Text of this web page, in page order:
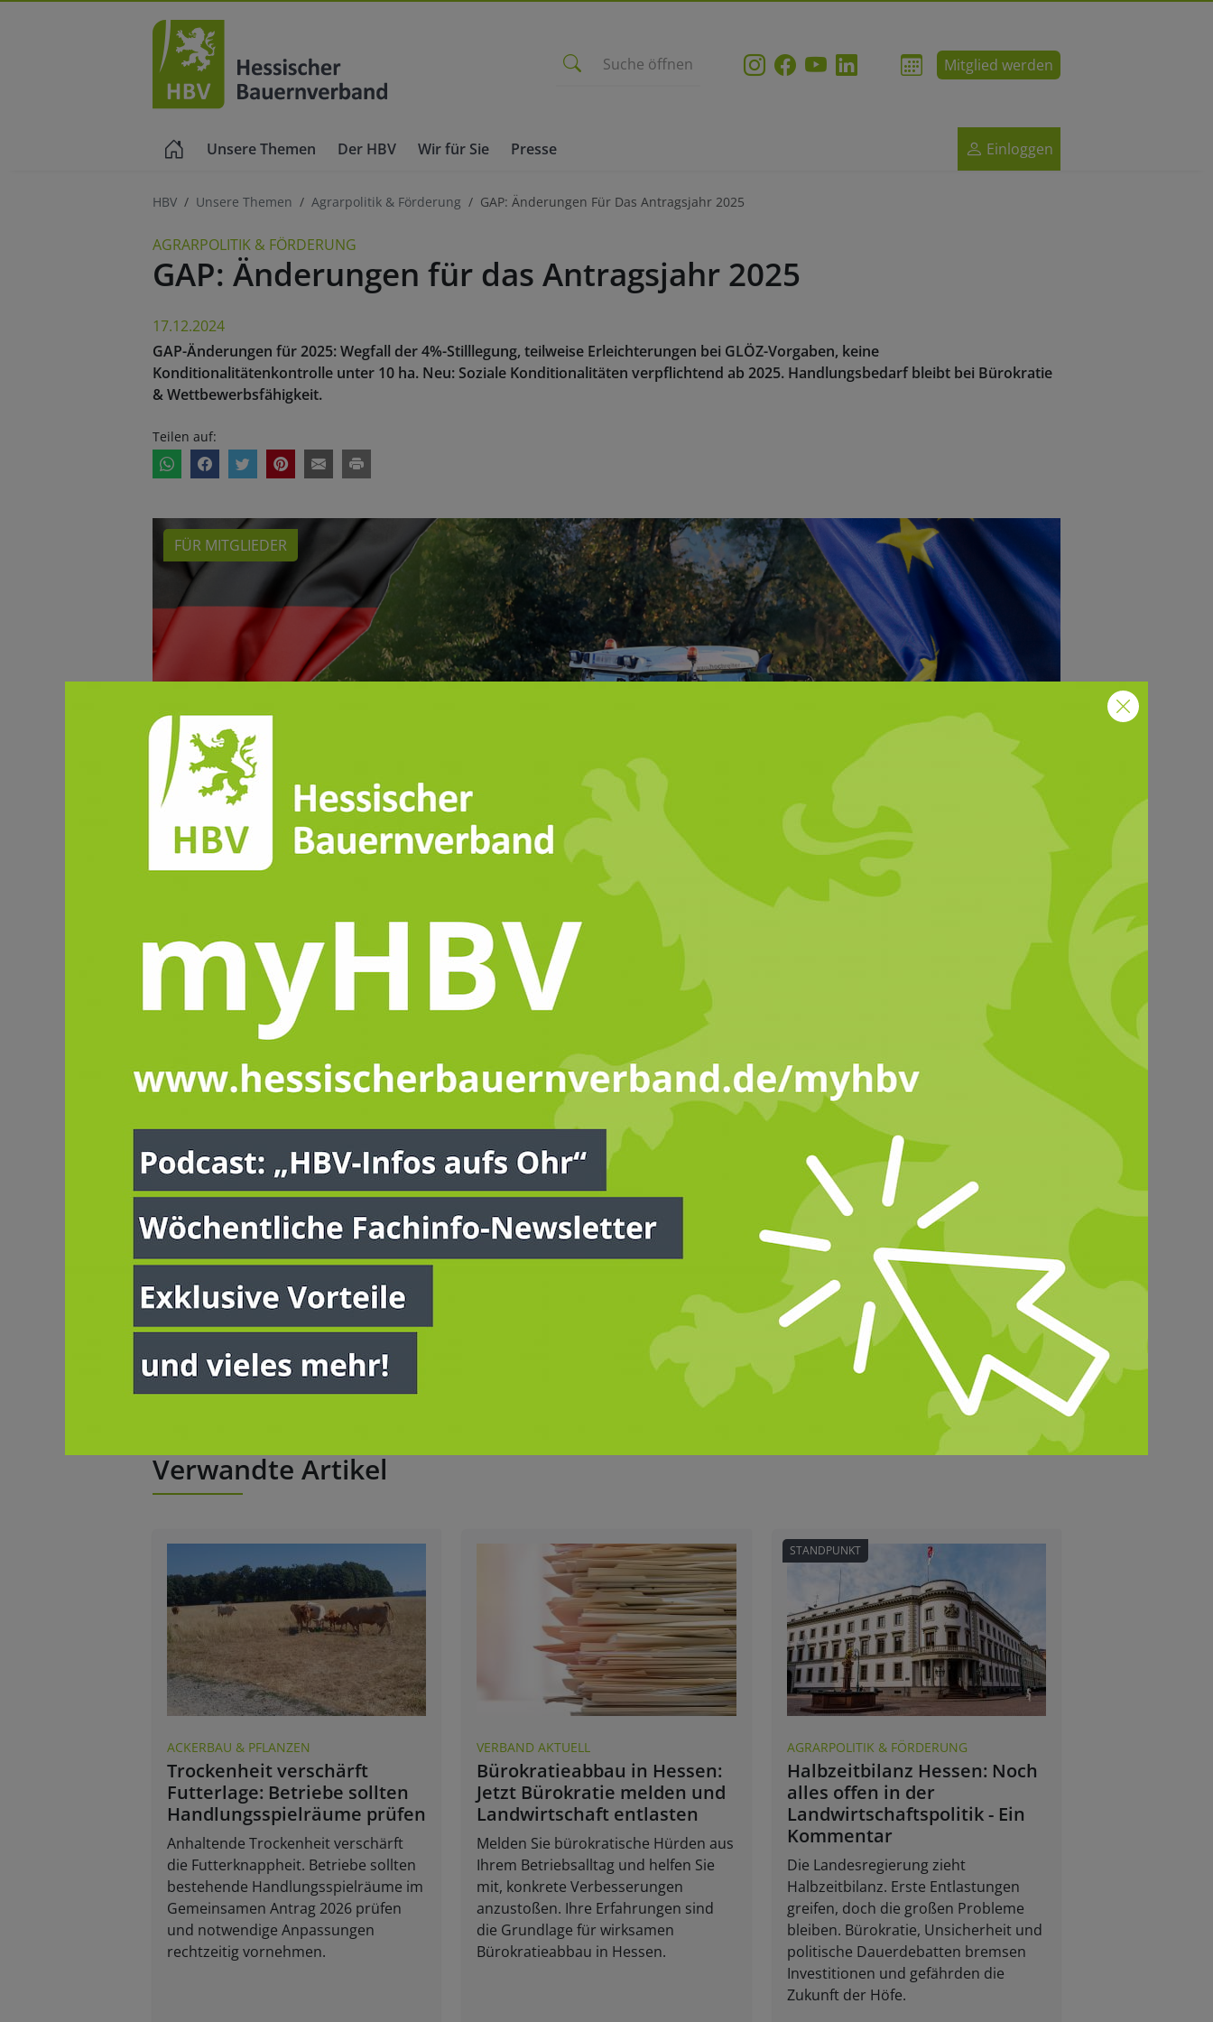
Suche öffnen Mitglied werden
Einloggen
Unsere Themen Der HBV Wir für Sie Presse
HBV Unsere Themen Agrarpolitik & Förderung GAP: Änderungen Für Das Antragsjahr 2025
AGRARPOLITIK & FÖRDERUNG
GAP: Änderungen für das Antragsjahr 2025
17.12.2024
GAP-Änderungen für 2025: Wegfall der 4%-Stilllegung, teilweise Erleichterungen bei GLÖZ-Vorgaben, keine
Konditionalitätenkontrolle unter 10 ha. Neu: Soziale Konditionalitäten verpflichtend ab 2025. Handlungsbedarf bleibt bei Bürokratie
& Wettbewerbsfähigkeit.
Teilen auf:
FÜR MITGLIEDER
© WFranz, pixabay; www.slon.pics, freepik; fabrikasimf, freepik
Zugangsbeschränkung
Dieser Inhalt steht exklusiv "Mitgliedern des
Hessischen Bauernverbandes" zur Verfügung.
Wenn Sie bereits Mitglied sind, können Sie sich unten oder direkt im Mitgliederbereich anmelden.
Anmelden Jetzt Mitglied werden
Agrarförderung GAP
Verwandte Artikel
ACKERBAU & PFLANZEN
Trockenheit verschärft
Futterlage: Betriebe sollten
Handlungsspielräume prüfen
Anhaltende Trockenheit verschärft
die Futterknappheit. Betriebe sollten
bestehende Handlungsspielräume im
Gemeinsamen Antrag 2026 prüfen
und notwendige Anpassungen
rechtzeitig vornehmen.
VERBAND AKTUELL
Bürokratieabbau in Hessen:
Jetzt Bürokratie melden und
Landwirtschaft entlasten
Melden Sie bürokratische Hürden aus
Ihrem Betriebsalltag und helfen Sie
mit, konkrete Verbesserungen
anzustoßen. Ihre Erfahrungen sind
die Grundlage für wirksamen
Bürokratieabbau in Hessen.
STANDPUNKT
AGRARPOLITIK & FÖRDERUNG
Halbzeitbilanz Hessen: Noch
alles offen in der
Landwirtschaftspolitik - Ein
Kommentar
Die Landesregierung zieht
Halbzeitbilanz. Erste Entlastungen
greifen, doch die großen Probleme
bleiben. Bürokratie, Unsicherheit und
politische Dauerdebatten bremsen
Investitionen und gefährden die
Zukunft der Höfe.